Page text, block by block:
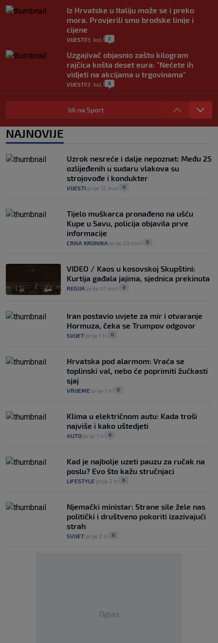
Iz Hrvatske u Italiju može se i preko
mora. Provjerili smo brodske linije i
cijene
VIJESTI 3. kol. 2
Uzgajivač objasnio zašto kilogram
rajčica košta deset eura: "Nećete ih
vidjeti na akcijama u trgovinama"
VIJESTI 3. kol. 8
Selidba je jedno od stresnijih iskustava.
Evo aktualnih cijena i nekoliko savjeta
0
automobilom na Hvar iz Zagreba, a
koliko iz Osijeka
VIJESTI 14
Idi na Sport
NAJNOVIJE
Uzrok nesreće i dalje nepoznat: Među 25
ozlijeđenih u sudaru vlakova su
strojovođe i kondukter
VIJESTI prije 12 min 0
Tijelo muškarca pronađeno na ušću
Kupe u Savu, policija objavila prve
informacije
CRNA KRONIKA prije 28 min 0
VIDEO / Kaos u kosovskoj Skupštini:
Kurtija gađala jajima, sjednica prekinuta
REGIJA prije 47 min 0
Iran postavio uvjete za mir i otvaranje
Hormuza, čeka se Trumpov odgovor
SVIJET prije 1 h 0
Hrvatska pod alarmom: Vraća se
toplinski val, nebo će poprimiti žućkasti
sjaj
VRIJEME prije 1 h 0
Klima u električnom autu: Kada troši
najviše i kako uštedjeti
AUTO prije 1 h 0
Kad je najbolje uzeti pauzu za ručak na
poslu? Evo što kažu stručnjaci
LIFESTYLE prije 2 h 0
Njemački ministar: Strane sile žele nas
politički i društveno pokoriti izazivajući
strah
SVIJET prije 2 h 0
Oglas